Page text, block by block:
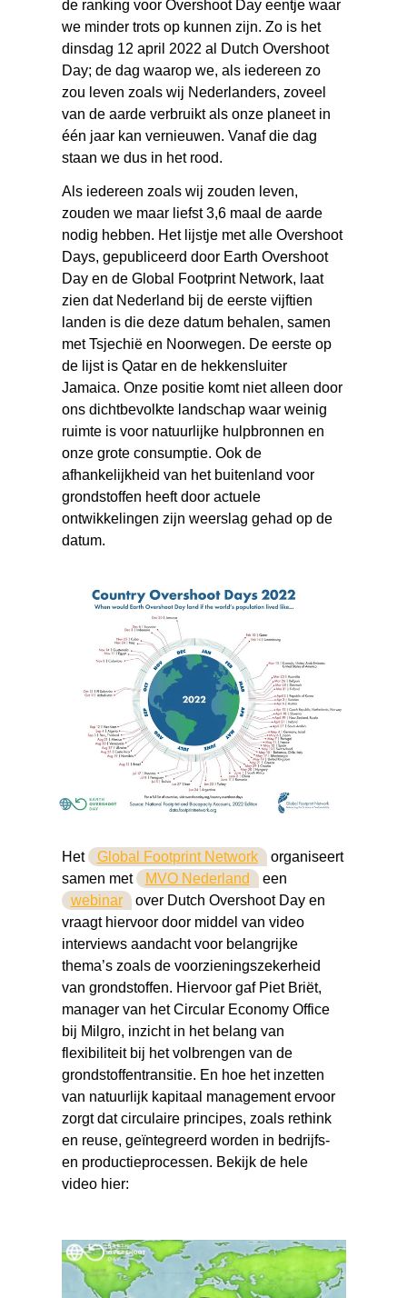
de ranking voor Overshoot Day eentje waar
we minder trots op kunnen zijn. Zo is het
dinsdag 12 april 2022 al Dutch Overshoot
Day; de dag waarop we, als iedereen zo
zou leven zoals wij Nederlanders, zoveel
van de aarde verbruikt als onze planeet in
één jaar kan vernieuwen. Vanaf die dag
staan we dus in het rood.
Als iedereen zoals wij zouden leven,
zouden we maar liefst 3,6 maal de aarde
nodig hebben. Het lijstje met alle Overshoot
Days, gepubliceerd door Earth Overshoot
Day en de Global Footprint Network, laat
zien dat Nederland bij de eerste vijftien
landen is die deze datum behalen, samen
met Tsjechië en Noorwegen. De eerste op
de lijst is Qatar en de hekkensluiter
Jamaica. Onze positie komt niet alleen door
ons dichtbevolkte landschap waar weinig
ruimte is voor natuurlijke hulpbronnen en
onze grote consumptie. Ook de
afhankelijkheid van het buitenland voor
grondstoffen heeft door actuele
ontwikkelingen zijn weerslag gehad op de
datum.
Het Global Footprint Network organiseert
samen met
MVO Nederland
een
webinar over Dutch Overshoot Day en
vraagt hiervoor door middel van video
interviews aandacht voor belangrijke
thema’s zoals de voorzieningszekerheid
van grondstoffen. Hiervoor gaf Piet Briët,
manager van het Circular Economy Office
bij Milgro, inzicht in het belang van
flexibiliteit bij het volbrengen van de
grondstoffentransitie. En hoe het inzetten
van natuurlijk kapitaal management ervoor
zorgt dat circulaire principes, zoals rethink
en reuse, geïntegreerd worden in bedrijfs-
en productieprocessen. Bekijk de hele
video hier: